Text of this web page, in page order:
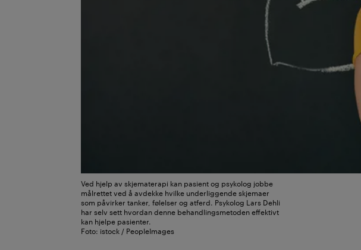
Ved hjelp av skjematerapi kan pasient og psykolog jobbe
målrettet ved å avdekke hvilke underliggende skjemaer
som påvirker tanker, følelser og atferd. Psykolog Lars Dehli
har selv sett hvordan denne behandlingsmetoden effektivt
kan hjelpe pasienter.
Foto: istock / PeopleImages